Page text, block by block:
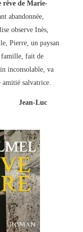
rêve de Marie-
abandonnée,
observe Inès,
Pierre, un paysan
famille, fait de
inconsolable, va
salvatrice.
Jean-Luc